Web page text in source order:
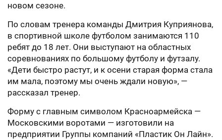
новом сезоне.
По словам тренера команды Дмитрия Куприянова,
в спортивной школе футболом занимаются 110
ребят до 18 лет. Они выступают на областных
соревнованиях по большому футболу и футзалу.
«Дети быстро растут, и к осени старая форма стала
им мала, поэтому мы очень ждали новую», —
рассказал тренер.
Форму с главным символом Красноармейска —
Московскими воротами — изготовили на
предприятии Группы компаний «Пластик Он Лайн».